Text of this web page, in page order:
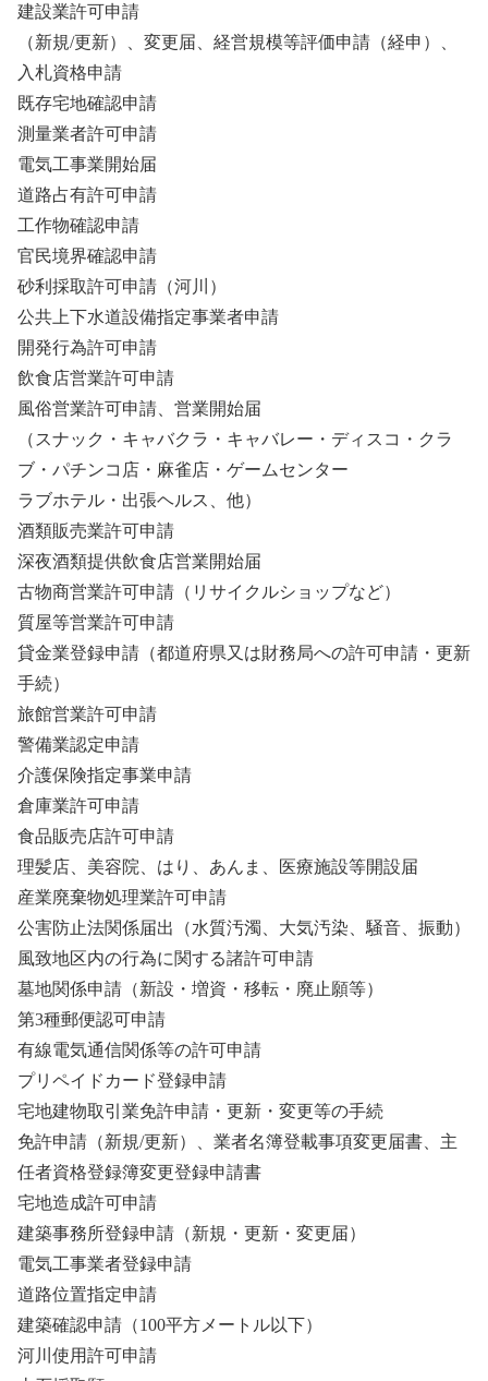
建設業許可申請
（新規/更新）、変更届、経営規模等評価申請（経申）、
入札資格申請
既存宅地確認申請
測量業者許可申請
電気工事業開始届
道路占有許可申請
工作物確認申請
官民境界確認申請
砂利採取許可申請（河川）
公共上下水道設備指定事業者申請
開発行為許可申請
飲食店営業許可申請
風俗営業許可申請、営業開始届
（スナック・キャバクラ・キャバレー・ディスコ・クラ
ブ・パチンコ店・麻雀店・ゲームセンター
ラブホテル・出張ヘルス、他）
酒類販売業許可申請
深夜酒類提供飲食店営業開始届
古物商営業許可申請（リサイクルショップなど）
質屋等営業許可申請
貸金業登録申請（都道府県又は財務局への許可申請・更新
手続）
旅館営業許可申請
警備業認定申請
介護保険指定事業申請
倉庫業許可申請
食品販売店許可申請
理髪店、美容院、はり、あんま、医療施設等開設届
産業廃棄物処理業許可申請
公害防止法関係届出（水質汚濁、大気汚染、騒音、振動）
風致地区内の行為に関する諸許可申請
墓地関係申請（新設・増資・移転・廃止願等）
第3種郵便認可申請
有線電気通信関係等の許可申請
プリペイドカード登録申請
宅地建物取引業免許申請・更新・変更等の手続
免許申請（新規/更新）、業者名簿登載事項変更届書、主
任者資格登録簿変更登録申請書
宅地造成許可申請
建築事務所登録申請（新規・更新・変更届）
電気工事業者登録申請
道路位置指定申請
建築確認申請（100平方メートル以下）
河川使用許可申請